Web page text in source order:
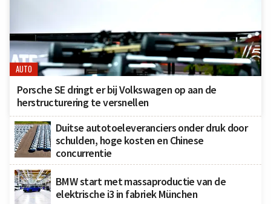
AUTO
Porsche SE dringt er bij Volkswagen op aan de
herstructurering te versnellen
Duitse autotoeleveranciers onder druk door
schulden, hoge kosten en Chinese
concurrentie
BMW start met massaproductie van de
elektrische i3 in fabriek München